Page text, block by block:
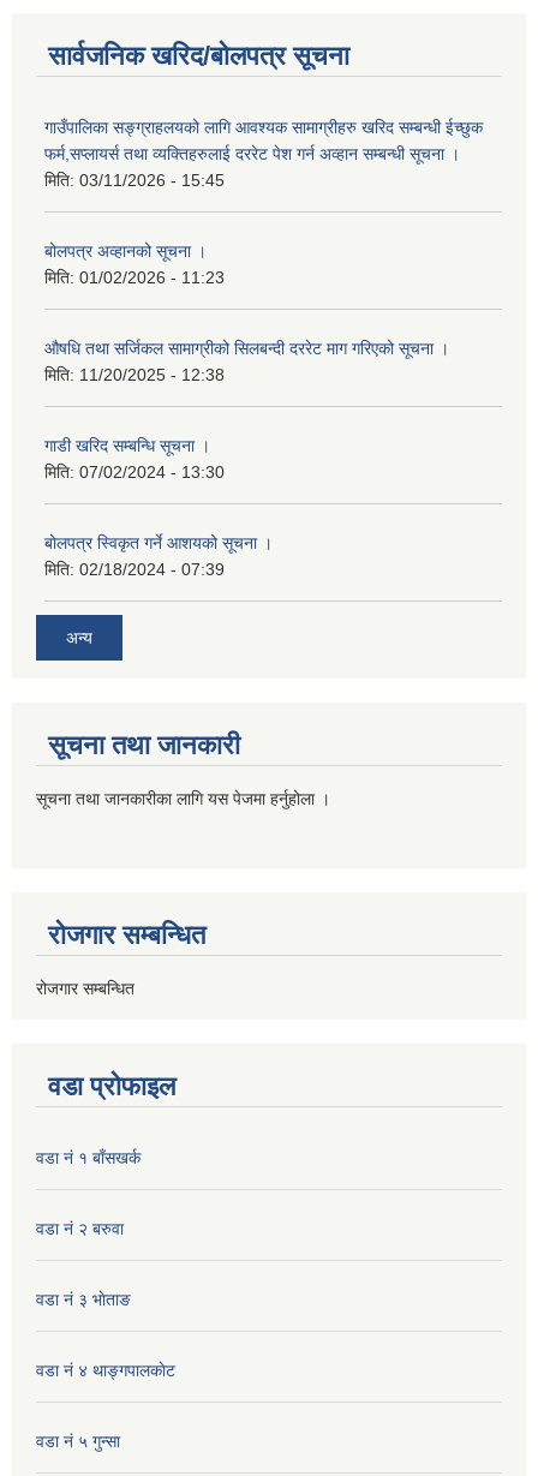
सार्वजनिक खरिद/बोलपत्र सूचना
गाउँपालिका सङ्ग्राहलयको लागि आवश्यक सामाग्रीहरु खरिद सम्बन्धी ईच्छुक
फर्म,सप्लायर्स तथा व्यक्तिहरुलाई दररेट पेश गर्न अव्हान सम्बन्धी सूचना ।
मिति: 03/11/2026 - 15:45
बोलपत्र अव्हानको सूचना ।
मिति: 01/02/2026 - 11:23
औषधि तथा सर्जिकल सामाग्रीको सिलबन्दी दररेट माग गरिएको सूचना ।
मिति: 11/20/2025 - 12:38
गाडी खरिद सम्बन्धि सूचना ।
मिति: 07/02/2024 - 13:30
बोलपत्र स्विकृत गर्ने आशयको सूचना ।
मिति: 02/18/2024 - 07:39
अन्य
सूचना तथा जानकारी
सूचना तथा जानकारीका लागि यस पेजमा हर्नुहोला ।
रोजगार सम्बन्धित
रोजगार सम्बन्धित
वडा प्रोफाइल
वडा नं १ बाँसखर्क
वडा नं २ बरुवा
वडा नं ३ भाेताङ
वडा नं ४ थाङ्गपालकाेट
वडा नं ५ गुन्सा